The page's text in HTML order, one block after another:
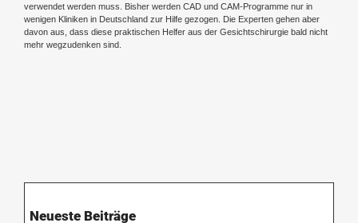
verwendet werden muss. Bisher werden CAD und CAM-Programme nur in
wenigen Kliniken in Deutschland zur Hilfe gezogen. Die Experten gehen aber
davon aus, dass diese praktischen Helfer aus der Gesichtschirurgie bald nicht
mehr wegzudenken sind.
Neueste Beiträge